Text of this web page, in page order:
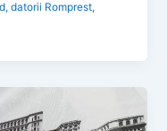
,datorii Romprest,